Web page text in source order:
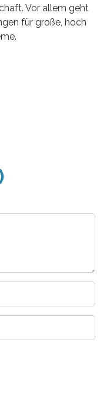
Vor allem geht
für große, hoch